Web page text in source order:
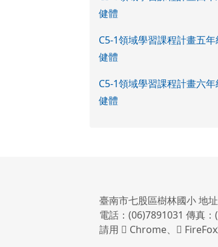
健體
C5-1領域學習課程計畫五年
健體
C5-1領域學習課程計畫六年
健體
臺南市七股區樹林國小 地
電話：(06)7891031 傳真
請用
Chrome、 FireFox